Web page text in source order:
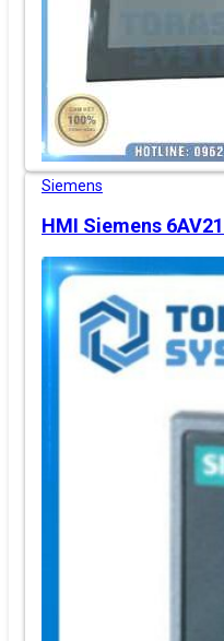
Siemens
HMI Siemens